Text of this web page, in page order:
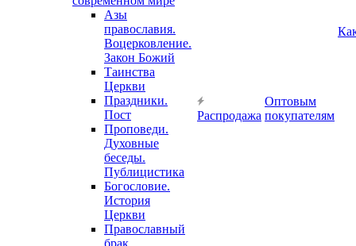
Азы
православия.
Воцерковление.
Закон Божий
Таинства
Церкви
Праздники.
Пост
Проповеди.
Духовные
беседы.
Публицистика
Богословие.
История
Церкви
Православный
брак
Распродажа
Оптовым
покупателям